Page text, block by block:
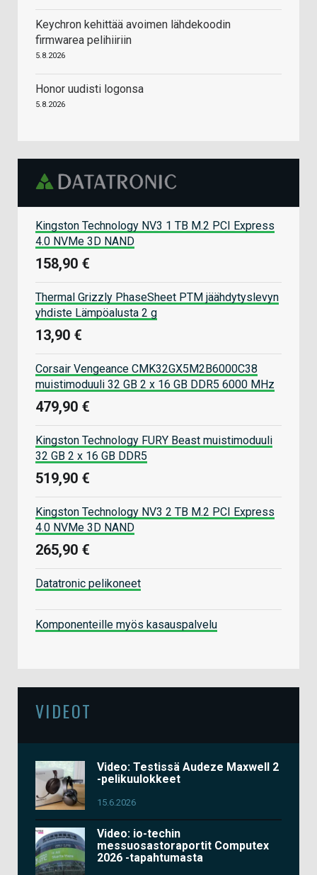
Keychron kehittää avoimen lähdekoodin
firmwarea pelihiiriin
5.8.2026
Honor uudisti logonsa
5.8.2026
Kingston Technology NV3 1 TB M.2 PCI Express
4.0 NVMe 3D NAND
158,90 €
Thermal Grizzly PhaseSheet PTM jäähdytyslevyn
yhdiste Lämpöalusta 2 g
13,90 €
Corsair Vengeance CMK32GX5M2B6000C38
muistimoduuli 32 GB 2 x 16 GB DDR5 6000 MHz
479,90 €
Kingston Technology FURY Beast muistimoduuli
32 GB 2 x 16 GB DDR5
519,90 €
Kingston Technology NV3 2 TB M.2 PCI Express
4.0 NVMe 3D NAND
265,90 €
Datatronic pelikoneet
Komponenteille myös kasauspalvelu
VIDEOT
Video: Testissä Audeze Maxwell 2
-pelikuulokkeet
15.6.2026
Video: io-techin
messuosastoraportit Computex
2026 -tapahtumasta